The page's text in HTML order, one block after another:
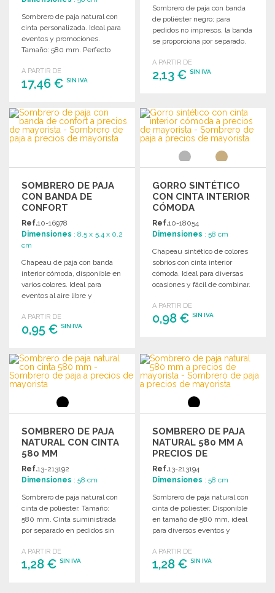
Sombrero de paja natural con
cinta personalizada. Ideal para
eventos y promociones.
Tamaño: 580 mm. Perfecto
por mayor.
A PARTIR DE
17,46 € SIN IVA
PEDIR
Solicitar un presupuesto
Sombrero de paja con banda
de poliéster negro; para
pedidos no impresos, la banda
se proporciona por separado.
para stock y personalización.
A PARTIR DE
2,13 €SIN IVA
Solicitar un presupuesto
SOMBRERO DE PAJA
CON BANDA DE
CONFORT
Ref.10-16978
Dimensiones : 8.5 x 5.4 x 0.2
cm
Chapeau de paja con banda
interior cómoda, disponible en
varios colores. Ideal para
eventos al aire libre y
A PARTIR DE
0,95 € SIN IVA
PEDIR
Solicitar un presupuesto
GORRO SINTÉTICO
CON CINTA INTERIOR
CÓMODA
Ref.10-18054
Dimensiones : 58 cm
Chapeau sintético de colores
sobrios con cinta interior
cómoda. Ideal para diversas
ocasiones y fácil de combinar.
A PARTIR DE
0,98 €SIN IVA
Solicitar un presupuesto
SOMBRERO DE PAJA
NATURAL CON CINTA
580 MM
Ref.13-213192
Dimensiones : 58 cm
Sombrero de paja natural con
cinta de poliéster. Tamaño:
580 mm. Cinta suministrada
por separado en pedidos sin
A PARTIR DE
1,28 € SIN IVA
SOMBRERO DE PAJA
NATURAL 580 MM A
PRECIOS DE
MAYORISTA
Ref.13-213194
Dimensiones : 58 cm
Sombrero de paja natural con
cinta de poliéster. Disponible
en tamaño de 580 mm, ideal
para diversos eventos y
A PARTIR DE
1,28 €SIN IVA